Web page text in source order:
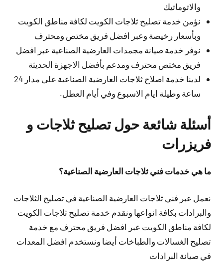
والاتوماتيك
نؤمن خدمة تصليح ثلاجات الكويت لكافة مناطق الكويت
وبأسعار رخيصة وعبر افضل فريق مختص ومحترف
نوفر خدمة صيانة مجمدات العارضية الصناعية عبر افضل
فريق مختص محترف ومدعم بأفضل الاجهزة الحديثة
لدينا خدمة اصلاح ثلاجات العارضية الصناعية على مدار 24
ساعة وطيلة ايام الاسبوع وفي أيام العطل.
أسئلة شائعة حول تصليح ثلاجات و
فريزرات
ما هي خدمات فني ثلاجات العارضية الصناعية؟
نعمل عبر فني ثلاجات العارضية الصناعية في تصليح الثلاجات
والبرادات بكافة انواعها ونقدم خدمة تصليح ثلاجات الكويت
لكافة مناطق الكويت عبر افضل فريق محترف مع خدمة
تصليح الغسالات والطباخات أيضا ونستخدم افضل المعدات
في صيانة البرادات